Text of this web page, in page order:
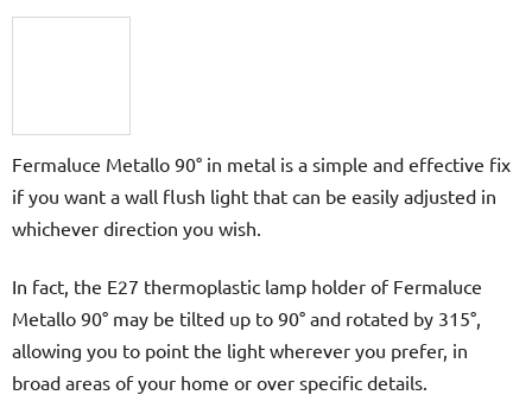
Fermaluce Metallo 90° in metal is a simple and effective fix
if you want a wall flush light that can be easily adjusted in
whichever direction you wish.
In fact, the E27 thermoplastic lamp holder of Fermaluce
Metallo 90° may be tilted up to 90° and rotated by 315°,
allowing you to point the light wherever you prefer, in
broad areas of your home or over specific details.